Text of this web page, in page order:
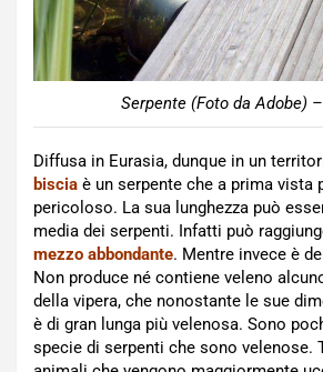
Serpente (Foto da Adobe)
Diffusa in Eurasia, dunque in un
biscia è un serpente che a prima vista
pericoloso. La sua lunghezza può
media dei serpenti. Infatti può
mezzo abbondante. Mentre invece è
Non produce né contiene veleno
della vipera, che nonostante le sue
è di gran lunga più velenosa. Sono
specie di serpenti che sono velenose.